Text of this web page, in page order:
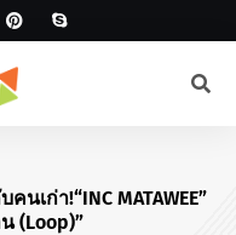
นเก่า!“INC MATAWEE”
(Loop)”